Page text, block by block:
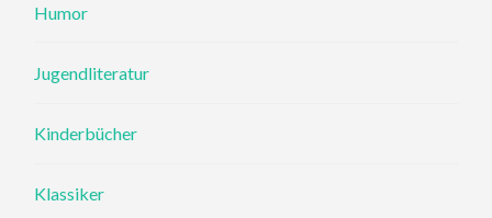
Humor
Jugendliteratur
Kinderbücher
Klassiker